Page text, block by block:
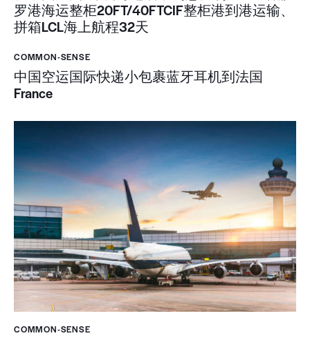
罗港海运整柜20FT/40FTCIF整柜港到港运输、
拼箱LCL海上航程32天
COMMON-SENSE
中国空运国际快递小包裹蓝牙耳机到法国
France
COMMON-SENSE